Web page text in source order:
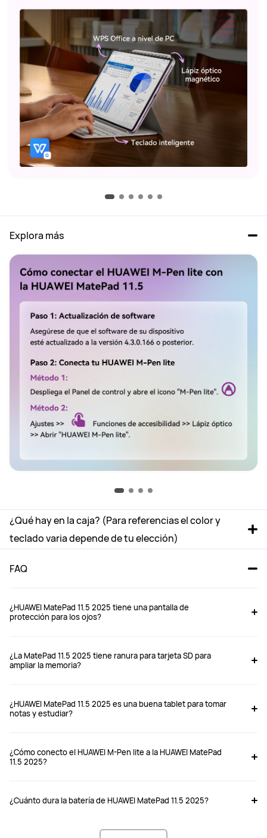
Explora más
¿Qué hay en la caja? (Para referencias el color y
teclado varia depende de tu elección)
FAQ
¿HUAWEI MatePad 11.5 2025 tiene una pantalla de
protección para los ojos?
¿La MatePad 11.5 2025 tiene ranura para tarjeta SD para
ampliar la memoria?
¿HUAWEI MatePad 11.5 2025 es una buena tablet para tomar
notas y estudiar?
¿Cómo conecto el HUAWEI M-Pen lite a la HUAWEI MatePad
11.5 2025?
¿Cuánto dura la batería de HUAWEI MatePad 11.5 2025?